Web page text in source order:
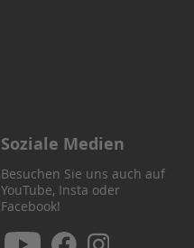
Soziale Medien
Besuchen Sie uns auch auf
YouTube, Insta oder
Facebook!